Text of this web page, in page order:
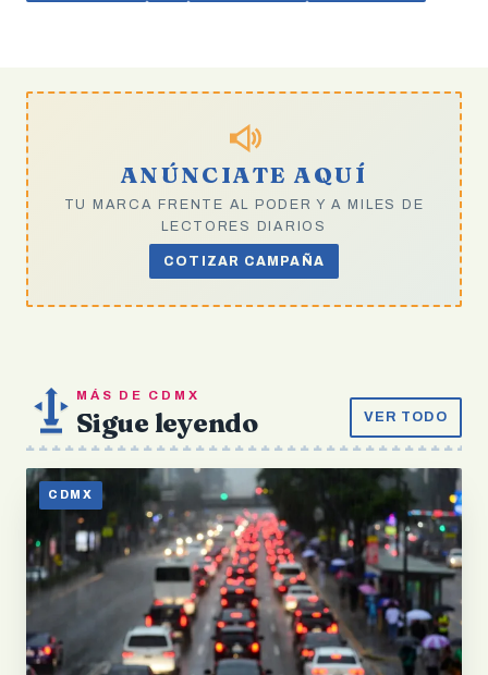
ANÚNCIATE AQUÍ
TU MARCA FRENTE AL PODER Y A MILES DE
LECTORES DIARIOS
COTIZAR CAMPAÑA
MÁS DE CDMX
Sigue leyendo VER TODO
CDMX